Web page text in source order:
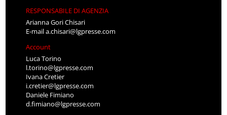
RESPONSABILE DI AGENZIA
Arianna Gori Chisari
E-maila.chisari@lgpresse.com
Account
Luca Torino
l.torino@lgpresse.com
Ivana Cretier
i.cretier@lgpresse.com
Daniele Fimiano
d.fimiano@lgpresse.com